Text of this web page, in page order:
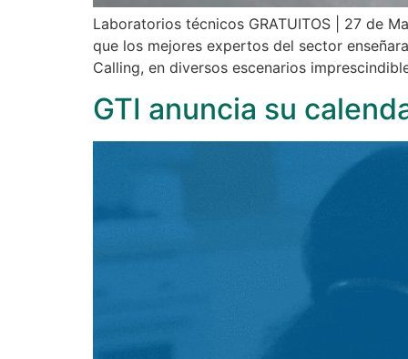
Laboratorios técnicos GRATUITOS | 27 de
que los mejores expertos del sector
Calling, en diversos escenarios
GTI anuncia su